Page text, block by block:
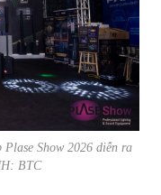
Show 2026 diễn ra
BTC